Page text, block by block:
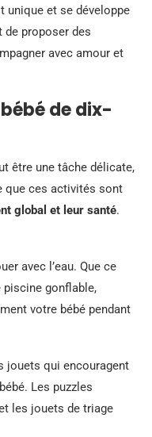
unique et se développe
de proposer des
avec amour et
de dix-
être une tâche délicate,
que ces activités sont
global et leur santé.
avec l’eau. Que ce
gonflable,
votre bébé pendant
jouets qui encouragent
Les puzzles
les jouets de triage